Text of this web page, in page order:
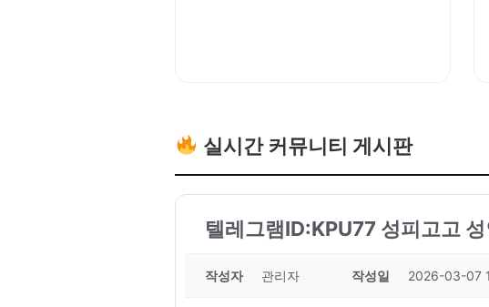
실시간 커뮤니티 게시판
텔레그램ID:KPU77 성피고고
작성자 관리자 작성일 2026-03-07